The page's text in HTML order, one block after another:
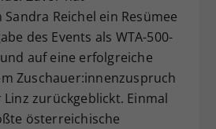
Reichel ein Resümee
des Events als WTA-500-
auf eine erfolgreiche
Zuschauer:innenzuspruch
zurückgeblickt. Einmal
österreichische
Wert speichert Ihre Consent-
Unter anderem eine
generierte ID, für die
Speicherung Ihrer
Einstellungen, falls der
Betreiber dies eingestellt